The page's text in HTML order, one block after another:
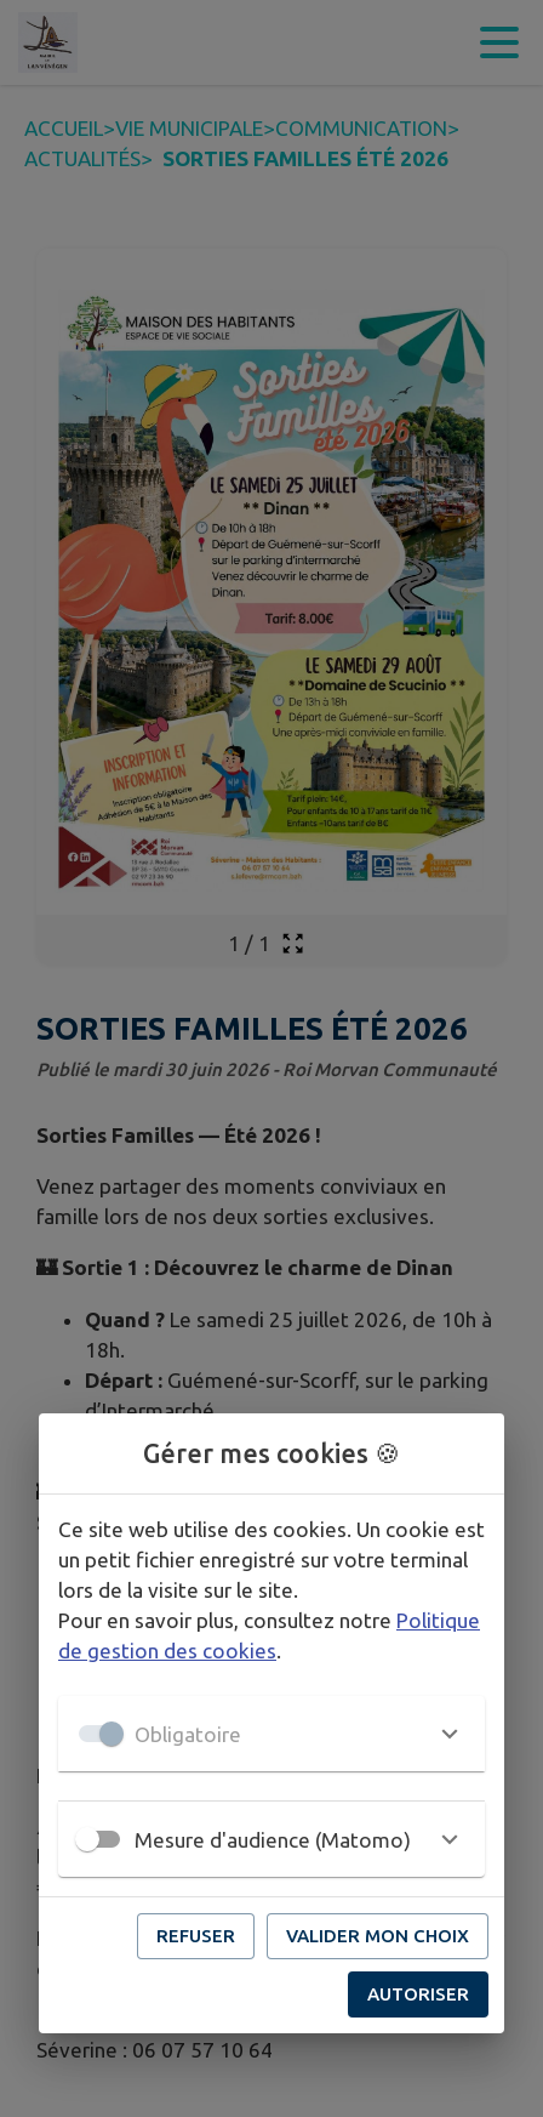
Contenu
ACCUEIL>VIE MUNICIPALE>COMMUNICATION>
ACTUALITÉS> SORTIES FAMILLES ÉTÉ 2026
1 / 1
SORTIES FAMILLES ÉTÉ 2026
Publié le mardi 30 juin 2026 - Roi Morvan Communauté
Sorties Familles — Été 2026 !
Venez partager des moments conviviaux en
famille lors de nos deux sorties exclusives.
🏰Sortie 1 : Découvrez le charme de Dinan
Quand ? Le samedi 25 juillet 2026, de 10h à
18h.
Départ : Guémené-sur-Scorff, sur le parking
d’Intermarché.
Tarif unique :
🏰Sortie 2 : Après-midi au Domaine de
SUSCINIO
Quand ?Le samedi 29 août 2026, de 13h à
18h.
Départ : Guémené-sur-Scorff.
Tarifs :* Plein tarif :14 €
Enfants de moins de 10 ans :
Inscriptions & Informations :
⚠️ Inscription obligatoire !
Pour participer,
l'adhésion à la Maison des Habitants est requise (5
€).
Ne tardez pas à réserver vos places pour partager
ces belles journées d'été avec nous !
📞 Renseignements et inscriptions auprès de
Séverine : 06 07 57 10 64
Gérer mes cookies 🍪
Ce site web utilise des cookies. Un cookie est
un petit fichier enregistré sur votre terminal
lors de la visite sur le site.
Pour en savoir plus, consultez notre Politique
de gestion des cookies.
Obligatoire
Mesure d'audience (Matomo)
REFUSER VALIDER MON CHOIX
AUTORISER